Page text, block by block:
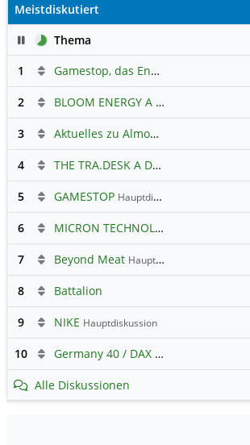
Meistdiskutiert
PauseThema
1
Gamestop, das Ende naht
2 BLOOM ENERGY A Hauptdiskussion
3 Aktuelles zu Almonty Industries
4 THE TRA.DESK A DL-,000001
5 GAMESTOP Hauptdiskussion
6 MICRON TECHNOLOGY
7 Beyond Meat Hauptdiskussion
8 Battalion
9 NIKE Hauptdiskussion
10 Germany 40 / DAX Prognose
Alle Diskussionen